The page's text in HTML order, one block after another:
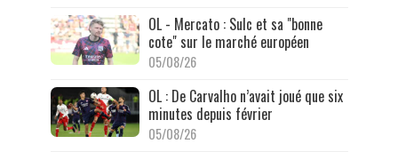
OL - Mercato : Sulc et sa "bonne
cote" sur le marché européen
05/08/26
OL : De Carvalho n’avait joué que six
minutes depuis février
05/08/26